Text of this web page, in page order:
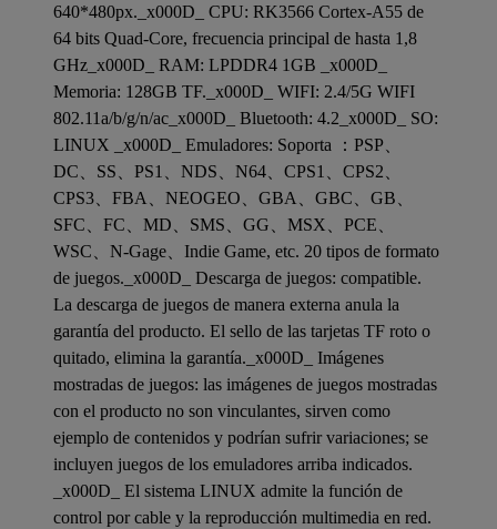
640*480px._x000D_ CPU: RK3566 Cortex-A55 de
64 bits Quad-Core, frecuencia principal de hasta 1,8
GHz_x000D_ RAM: LPDDR4 1GB _x000D_
Memoria: 128GB TF._x000D_ WIFI: 2.4/5G WIFI
802.11a/b/g/n/ac_x000D_ Bluetooth: 4.2_x000D_ SO:
LINUX _x000D_ Emuladores: Soporta ：PSP、
DC、SS、PS1、NDS、N64、CPS1、CPS2、
CPS3、FBA、NEOGEO、GBA、GBC、GB、
SFC、FC、MD、SMS、GG、MSX、PCE、
WSC、N-Gage、Indie Game, etc. 20 tipos de formato
de juegos._x000D_ Descarga de juegos: compatible.
La descarga de juegos de manera externa anula la
garantía del producto. El sello de las tarjetas TF roto o
quitado, elimina la garantía._x000D_ Imágenes
mostradas de juegos: las imágenes de juegos mostradas
con el producto no son vinculantes, sirven como
ejemplo de contenidos y podrían sufrir variaciones; se
incluyen juegos de los emuladores arriba indicados.
_x000D_ El sistema LINUX admite la función de
control por cable y la reproducción multimedia en red.